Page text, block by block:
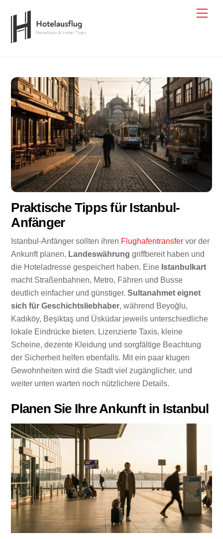
content
Praktische Tipps für Istanbul-
Anfänger
Istanbul-Anfänger sollten ihren Flughafentransfer vor der
Ankunft planen, Landeswährung griffbereit haben und
die Hoteladresse gespeichert haben. Eine Istanbulkart
macht Straßenbahnen, Metro, Fähren und Busse
deutlich einfacher und günstiger.Sultanahmet eignet
sich für Geschichtsliebhaber, während Beyoğlu,
Kadıköy, Beşiktaş und Üsküdar jeweils unterschiedliche
lokale Eindrücke bieten. Lizenzierte Taxis, kleine
Scheine, dezente Kleidung und sorgfältige Beachtung
der Sicherheit helfen ebenfalls. Mit ein paar klugen
Gewohnheiten wird die Stadt viel zugänglicher, und
weiter unten warten noch nützlichere Details.
Planen Sie Ihre Ankunft in Istanbul